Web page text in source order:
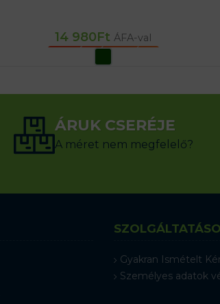
14 980Ft ÁFA-val
OPCIÓK VÁLASZTÁSA
ÁRUK CSERÉJE
A méret nem megfelelő?
Gyakran Ismételt
Személyes adatok